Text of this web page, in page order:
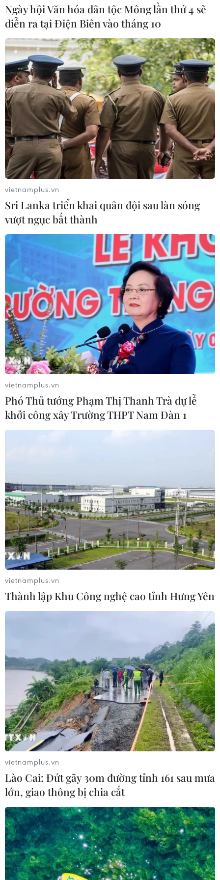
Hỗ trợ hơn 22.000 USD mổ tim cho các
nạn nhân chất độc da cam
26/07/2019 07:38
Hội Rotary Đài Bắc hỗ trợ 22.500USD giúp Bà Rịa-Vũng
Tàu chi trả cho 10 ca phẫu thuật tim bẩm sinh đối với
các cháu là nạn nhân chất độc da cam trên địa bàn
tỉnh.
Ngày hội Văn hóa dân tộc Mông lần thứ 4 sẽ
diễn ra tại Điện Biên vào tháng 10
vietnamplus.vn
Sri Lanka triển khai quân đội sau làn sóng
vượt ngục bất thành
vietnamplus.vn
Phó Thủ tướng Phạm Thị Thanh Trà dự lễ
khởi công xây Trường THPT Nam Đàn 1
vietnamplus.vn
Thành lập Khu Công nghệ cao tỉnh Hưng Yên
vietnamplus.vn
Lào Cai: Đứt gãy 30m đường tỉnh 161 sau mưa
lớn, giao thông bị chia cắt